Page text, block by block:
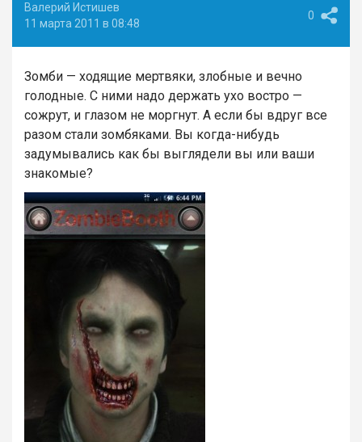
Валерий Истишев
11 марта 2011 в 08:48
0
Зомби — ходящие мертвяки, злобные и вечно
голодные. С ними надо держать ухо востро —
сожрут, и глазом не моргнут. А если бы вдруг все
разом стали зомбяками. Вы когда-нибудь
задумывались как бы выглядели вы или ваши
знакомые?